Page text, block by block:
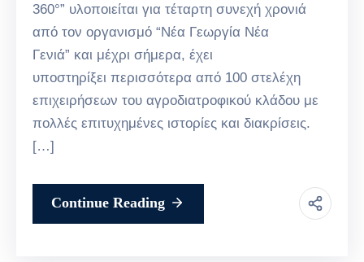
360°” υλοποιείται για τέταρτη συνεχή χρονιά
από τον οργανισμό “Νέα Γεωργία Νέα
Γενιά” και μέχρι σήμερα, έχει
υποστηρίξει περισσότερα από 100 στελέχη
επιχειρήσεων του αγροδιατροφικού κλάδου με
πολλές επιτυχημένες ιστορίες και διακρίσεις.
[…]
Continue Reading